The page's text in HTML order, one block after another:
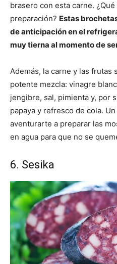
brasero con esta carne.
preparación? Estas
de anticipación en el
muy tierna al momento de
Además, la carne y las frutas
potente mezcla: vinagre
jengibre, sal, pimienta y, por
papaya y refresco de cola.
aventurarte a preparar las
en agua para que no se
6. Sesika